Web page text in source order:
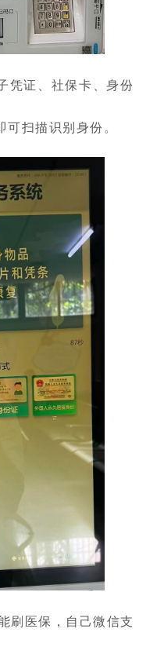
凭证、社保卡、身份
扫描识别身份。
刷医保，自己微信支